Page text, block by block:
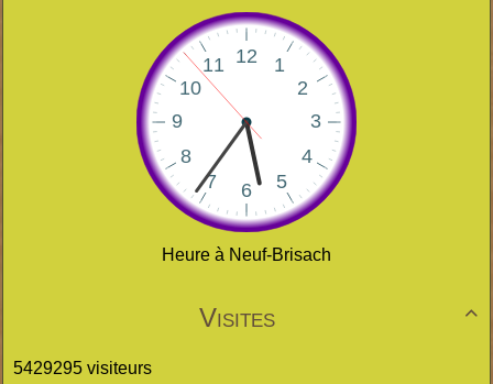
Heure à Neuf-Brisach

Visites
5429295 visiteurs